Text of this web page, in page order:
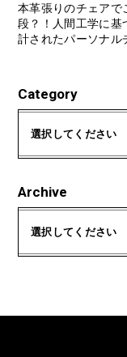
本革張りのチェアで
段？！人間工学に基
計されたパーソナル
Category
選択してください
Archive
選択してください